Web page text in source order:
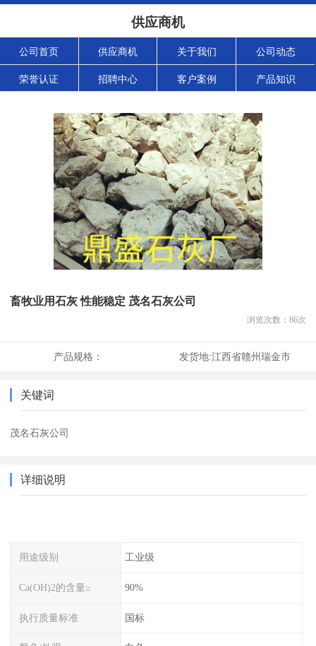
供应商机
公司首页 供应商机 关于我们 公司动态
荣誉认证 招聘中心 客户案例 产品知识
畜牧业用石灰 性能稳定 茂名石灰公司
浏览次数： 86次
产品规格： 发货地:江西省赣州瑞金市
关键词
茂名石灰公司
详细说明
用途级别 工业级
Ca(OH)2的含量≥ 90%
执行质量标准 国标